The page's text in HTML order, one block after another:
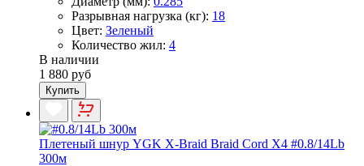
Разрывная нагрузка (кг): 18
Цвет: Зеленый
Количество жил: 4
В наличии
1 880 руб
Купить
Плетеный шнур YGK X-Braid Braid Cord X4 #0.8/14Lb
300м